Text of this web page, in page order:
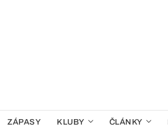
ZÁPASY KLUBY ČLÁNKY